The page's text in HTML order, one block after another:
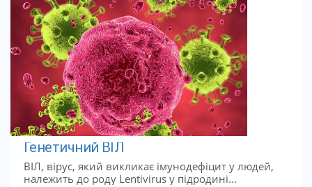
Генетичний ВІЛ
ВІЛ, вірус, який викликає імунодефіцит у людей,
належить до роду Lentivirus у підродині...